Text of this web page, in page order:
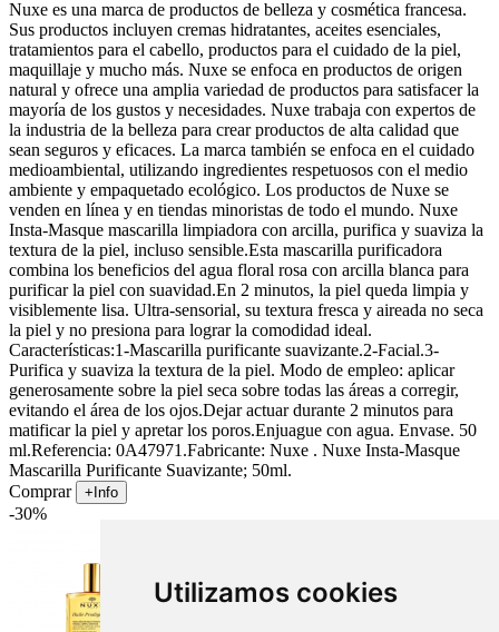
Utilizamos cookies
Nuxe es una marca de productos de belleza y cosmética francesa.
Sus productos incluyen cremas hidratantes, aceites esenciales,
tratamientos para el cabello, productos para el cuidado de la piel,
maquillaje y mucho más. Nuxe se enfoca en productos de origen
natural y ofrece una amplia variedad de productos para satisfacer la
mayoría de los gustos y necesidades. Nuxe trabaja con expertos de
la industria de la belleza para crear productos de alta calidad que
sean seguros y eficaces. La marca también se enfoca en el cuidado
medioambiental, utilizando ingredientes respetuosos con el medio
ambiente y empaquetado ecológico. Los productos de Nuxe se
venden en línea y en tiendas minoristas de todo el mundo. Nuxe
Insta-Masque mascarilla limpiadora con arcilla, purifica y suaviza la
textura de la piel, incluso sensible.Esta mascarilla purificadora
combina los beneficios del agua floral rosa con arcilla blanca para
purificar la piel con suavidad.En 2 minutos, la piel queda limpia y
visiblemente lisa. Ultra-sensorial, su textura fresca y aireada no seca
la piel y no presiona para lograr la comodidad ideal.
Características:1-Mascarilla purificante suavizante.2-Facial.3-
Purifica y suaviza la textura de la piel. Modo de empleo: aplicar
generosamente sobre la piel seca sobre todas las áreas a corregir,
evitando el área de los ojos.Dejar actuar durante 2 minutos para
matificar la piel y apretar los poros.Enjuague con agua. Envase. 50
ml.Referencia: 0A47971.Fabricante: Nuxe . Nuxe Insta-Masque
Mascarilla Purificante Suavizante; 50ml.
Comprar
+Info
-30%